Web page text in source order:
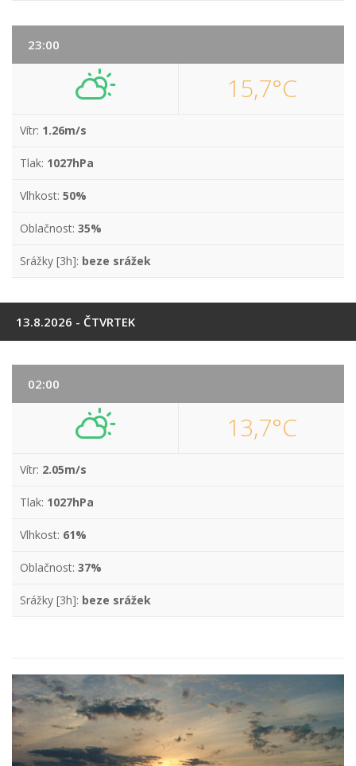
23:00
15,7°C
Vítr: 1.26m/s
Tlak: 1027hPa
Vlhkost: 50%
Oblačnost: 35%
Srážky [3h]: beze srážek
13.8.2026 - ČTVRTEK
02:00
13,7°C
Vítr: 2.05m/s
Tlak: 1027hPa
Vlhkost: 61%
Oblačnost: 37%
Srážky [3h]: beze srážek